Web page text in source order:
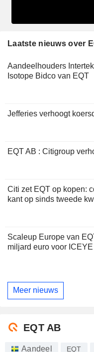
Laatste nieuws over
Aandeelhouders
Isotope Bidco van EQT
Jefferies verhoogt
EQT AB : Citigroup
Citi zet EQT op kopen:
kant op sinds tweede
Scaleup Europe van
miljard euro voor ICEYE
Meer nieuws
EQT AB
Aandeel EQT